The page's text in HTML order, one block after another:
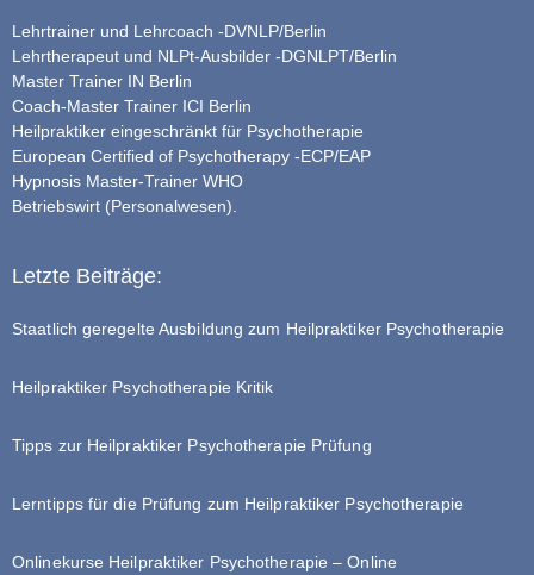
Lehrtrainer und Lehrcoach -DVNLP/Berlin
Lehrtherapeut und NLPt-Ausbilder -DGNLPT/Berlin
Master Trainer IN Berlin
Coach-Master Trainer ICI Berlin
Heilpraktiker eingeschränkt für Psychotherapie
European Certified of Psychotherapy -ECP/EAP
Hypnosis Master-Trainer WHO
Betriebswirt (Personalwesen).
Letzte Beiträge:
Staatlich geregelte Ausbildung zum Heilpraktiker Psychotherapie
Heilpraktiker Psychotherapie Kritik
Tipps zur Heilpraktiker Psychotherapie Prüfung
Lerntipps für die Prüfung zum Heilpraktiker Psychotherapie
Onlinekurse Heilpraktiker Psychotherapie – Online